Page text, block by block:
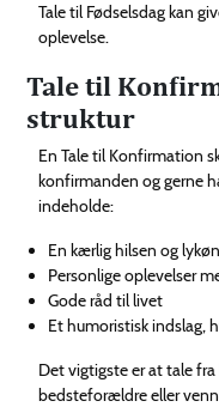
Tale til Fødselsdag kan
oplevelse.
Tale til
struktur
En Tale til Konfirmation
konfirmanden og gerne
indeholde:
En kærlig hilsen og
Personlige oplevelser
Gode råd til livet
Et humoristisk indslag,
Det vigtigste er at tale
bedsteforældre eller